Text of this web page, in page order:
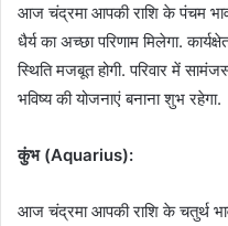
आज चंद्रमा आपकी राशि के पंचम
धैर्य का अच्छा परिणाम मिलेगा.
स्थिति मजबूत होगी. परिवार में
भविष्य की योजनाएं बनाना शुभ रहेगा.
कुंभ (Aquarius):
आज चंद्रमा आपकी राशि के चतुर्थ